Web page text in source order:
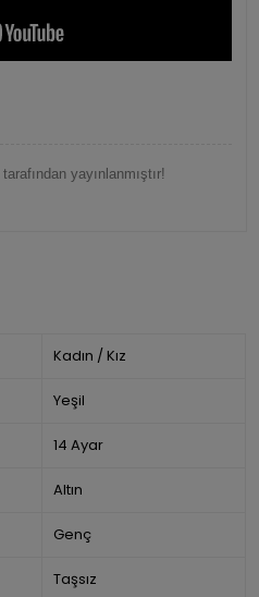
tarafından yayınlanmıştır!
Kadın / Kız
Yeşil
14 Ayar
Altın
Genç
Taşsız